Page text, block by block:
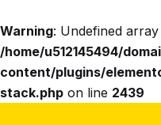
Warning: Undefined
/home/u512145494/
content/plugins/
stack.php on line 2439